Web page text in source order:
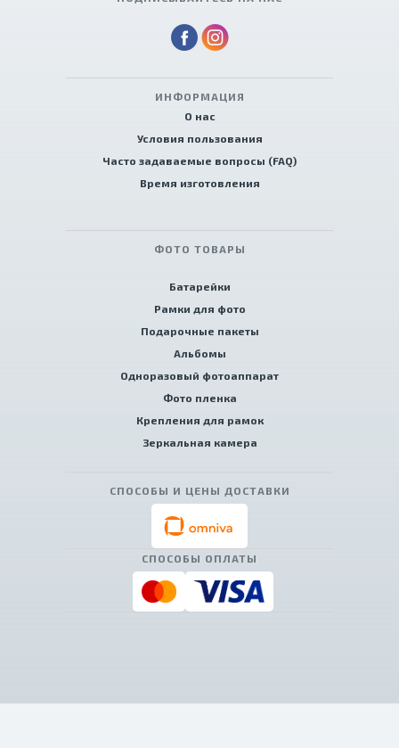
ИНФОРМАЦИЯ
О нас
Условия пользования
Часто задаваемые вопросы (FAQ)
Время изготовления
ФОТО ТОВАРЫ
Батарейки
Рамки для фото
Подарочные пакеты
Альбомы
Одноразовый фотоаппарат
Фото пленка
Крепления для рамок
Зеркальная камера
СПОСОБЫ И ЦЕНЫ ДОСТАВКИ
СПОСОБЫ ОПЛАТЫ